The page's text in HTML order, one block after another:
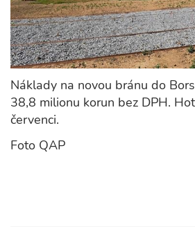
Náklady na novou bránu do
38,8 milionu korun bez DPH.
červenci.
Foto QAP